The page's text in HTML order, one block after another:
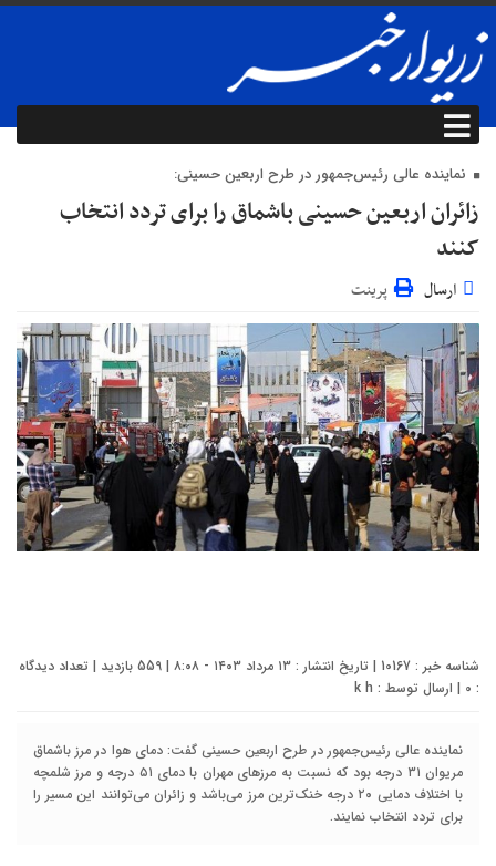
نماینده عالی رئیس‌جمهور در طرح اربعین حسینی:
زائران اربعین حسینی باشماق را برای تردد انتخاب
کنند
ارسال پرینت
شناسه خبر : 10167 | تاریخ انتشار : ۱۳ مرداد ۱۴۰۳ - ۸:۰۸ | 559 بازدید | تعداد دیدگاه
:
0 | ارسال توسط : k h
نماینده عالی رئیس‌جمهور در طرح اربعین حسینی گفت: دمای هوا در مرز باشماق
مریوان ۳۱ درجه بود که نسبت به مرزهای مهران با دمای ۵۱ درجه و مرز شلمچه
با اختلاف دمایی ۲۰ درجه خنک‌ترین مرز می‌باشد و زائران می‌توانند این مسیر را
برای تردد انتخاب نمایند.